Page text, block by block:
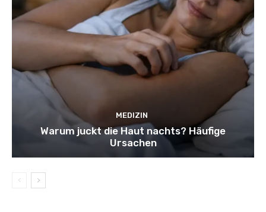
MEDIZIN
Warum juckt die Haut nachts? Häufige
Ursachen